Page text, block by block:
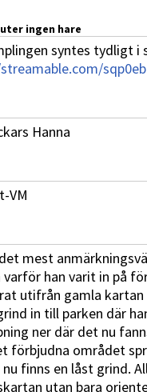
ingen hare
syntes tydligt i
sqp0eb
Hanna
VM
mest
han varit in på
utifrån gamla
in till parken där
ner där det nu
förbjudna området
finns en låst grind.
utan bara